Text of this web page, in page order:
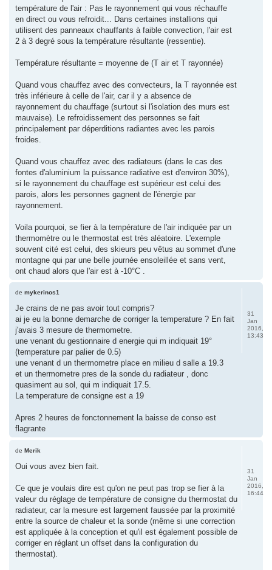
température de l'air : Pas le rayonnement qui vous réchauffe
en direct ou vous refroidit... Dans certaines installions qui
utilisent des panneaux chauffants à faible convection, l'air est
2 à 3 degré sous la température résultante (ressentie).
Température résultante = moyenne de (T air et T rayonnée)
Quand vous chauffez avec des convecteurs, la T rayonnée est
très inférieure à celle de l'air, car il y a absence de
rayonnement du chauffage (surtout si l'isolation des murs est
mauvaise). Le refroidissement des personnes se fait
principalement par déperditions radiantes avec les parois
froides.
Quand vous chauffez avec des radiateurs (dans le cas des
fontes d'aluminium la puissance radiative est d'environ 30%),
si le rayonnement du chauffage est supérieur est celui des
parois, alors les personnes gagnent de l'énergie par
rayonnement.
Voila pourquoi, se fier à la température de l'air indiquée par un
thermomètre ou le thermostat est très aléatoire. L'exemple
souvent cité est celui, des skieurs peu vêtus au sommet d'une
montagne qui par une belle journée ensoleillée et sans vent,
ont chaud alors que l'air est à -10°C .
de mykerinos1
Je crains de ne pas avoir tout compris?
ai je eu la bonne demarche de corriger la temperature ? En fait
j'avais 3 mesure de thermometre.
une venant du gestionnaire d energie qui m indiquait 19°
(temperature par palier de 0.5)
une venant d un thermometre place en milieu d salle a 19.3
et un thermometre pres de la sonde du radiateur , donc
quasiment au sol, qui m indiquait 17.5.
La temperature de consigne est a 19
Apres 2 heures de fonctonnement la baisse de conso est
flagrante
31
Jan
2016,
13:43
de Merik
Oui vous avez bien fait.
Ce que je voulais dire est qu'on ne peut pas trop se fier à la
valeur du réglage de température de consigne du thermostat du
radiateur, car la mesure est largement faussée par la proximité
entre la source de chaleur et la sonde (même si une correction
est appliquée à la conception et qu'il est également possible de
corriger en réglant un offset dans la configuration du
thermostat).
31
Jan
2016,
16:44